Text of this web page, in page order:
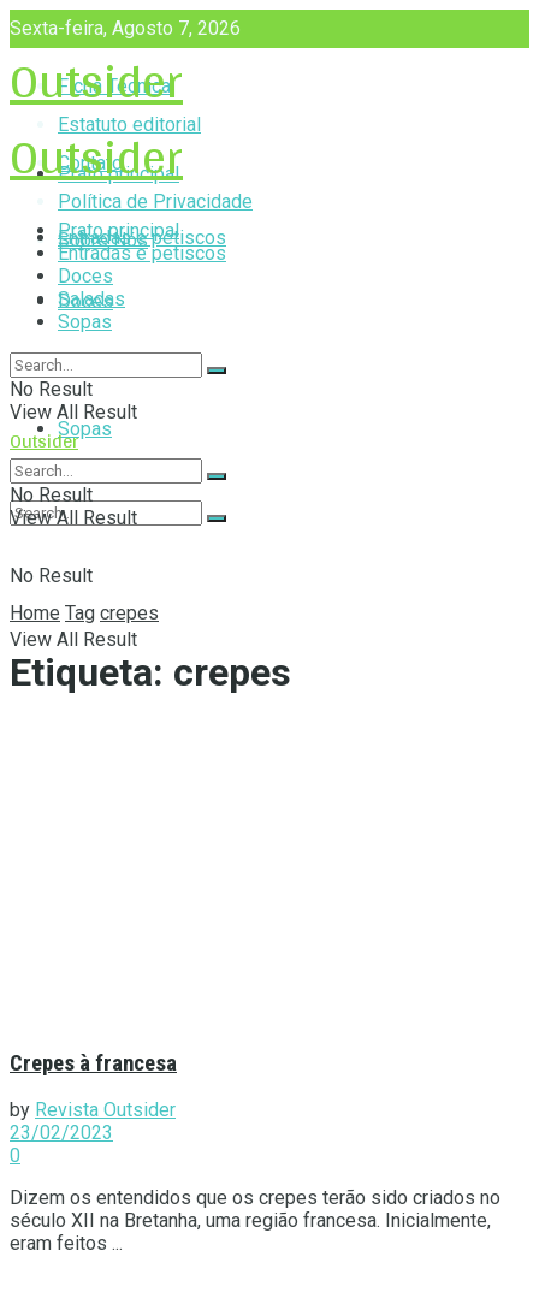
Sexta-feira, Agosto 7, 2026
Ficha Técnica
Estatuto editorial
Contato
Política de Privacidade
Sobre Nós
Outsider
Prato principal
Entradas e petiscos
Doces
Saladas
Sopas
No Result
View All Result
Outsider
Prato principal
Entradas e petiscos
Doces
Saladas
Sopas
No Result
View All Result
Outsider
No Result
View All Result
Home Tag crepes
Etiqueta: crepes
Crepes à francesa
by Revista Outsider
23/02/2023
0
Dizem os entendidos que os crepes terão sido criados no
século XII na Bretanha, uma região francesa. Inicialmente,
eram feitos ...